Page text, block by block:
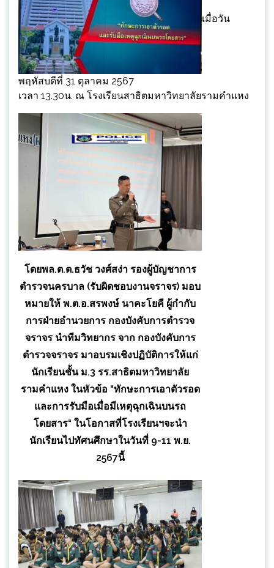
เมื่อวัน
พฤหัสบดีที่ 31 ตุลาคม 2567
เวลา 13.30น. ณ โรงเรียนสาธิตมหาวิทยาลัยรามคำแหง
โดยพล.ต.ต.ธวัช วงศ์สง่า รองผู้บัญชาการ
ตำรวจนครบาล (รับผิดชอบงานจราจร) มอบ
หมายให้ พ.ต.อ.สรพงษ์ นาคะโยคี ผู้กำกับ
การฝ่ายอำนวยการ กองบังคับการตำรวจ
จราจร นำทีมวิทยากร จาก กองบังคับการ
ตำรวจจราจร มาอบรมเชิงปฏิบัติการให้แก่
นักเรียนชั้น ม.3 รร.สาธิตมหาวิทยาลัย
รามคำแหง ในหัวข้อ “ทักษะการเอาตัวรอด
และการรับมือเมื่อมีเหตุฉุกเฉินบนรถ
โดยสาร“ ในโอกาสที่โรงเรียนฯจะนำ
นักเรียนไปทัศนศึกษาในวันที่ 9-11 พ.ย.
2567นี้